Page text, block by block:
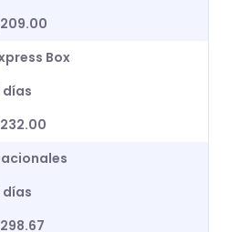
Box
días
días